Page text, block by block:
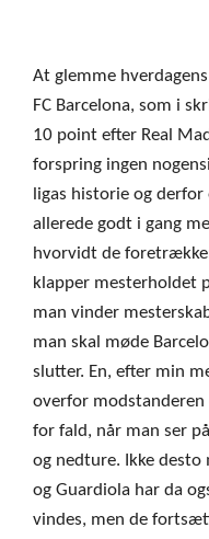
At glemme
FC Barcelona, som i
10 point efter Real
forspring ingen
ligas historie og
allerede godt i gang
hvorvidt de
klapper mesterholdet
man vinder
man skal møde
slutter. En, efter min
overfor
for fald, når man ser
og nedture. Ikke
og Guardiola har da
vindes, men de